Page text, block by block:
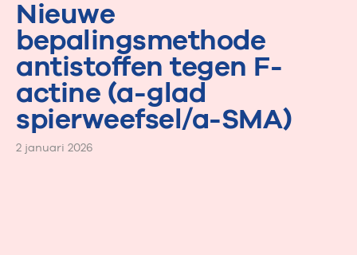
Nieuwe
bepalingsmethode
antistoffen tegen F-
actine (a-glad
spierweefsel/a-SMA)
2 januari 2026